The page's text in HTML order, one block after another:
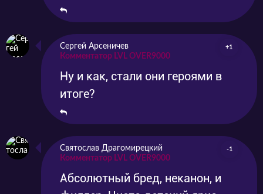
Сергей Арсеничев
Комментатор LVL OVER9000
+1
Ну и как, стали они героями в
итоге?
Святослав Драгомирецкий
Комментатор LVL OVER9000
-1
Абсолютный бред, неканон, и